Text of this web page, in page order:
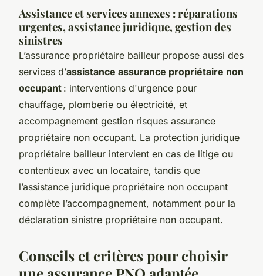
Assistance et services annexes : réparations
urgentes, assistance juridique, gestion des
sinistres
L’assurance propriétaire bailleur propose aussi des
services d’assistance assurance propriétaire non
occupant : interventions d'urgence pour
chauffage, plomberie ou électricité, et
accompagnement gestion risques assurance
propriétaire non occupant. La protection juridique
propriétaire bailleur intervient en cas de litige ou
contentieux avec un locataire, tandis que
l’assistance juridique propriétaire non occupant
complète l’accompagnement, notamment pour la
déclaration sinistre propriétaire non occupant.
Conseils et critères pour choisir